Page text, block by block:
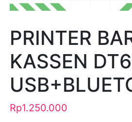
PRINTER
KASSEN
Rp1.250.000